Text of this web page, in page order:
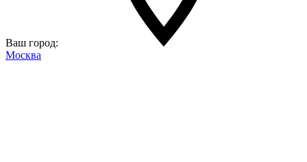
Ваш город:
Москва